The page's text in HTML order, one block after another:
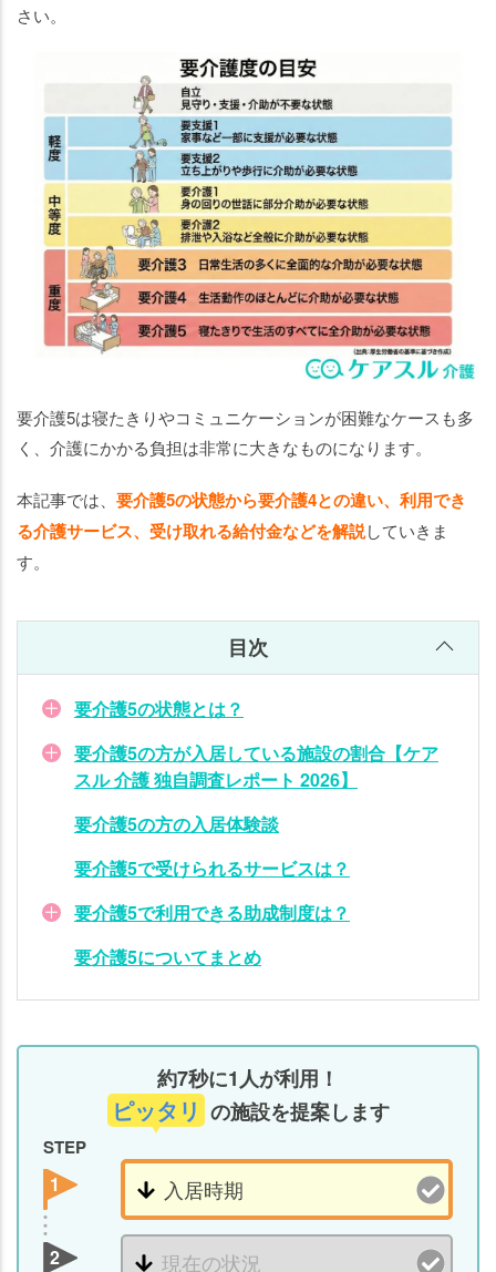
さい。
要介護5は寝たきりやコミュニケーションが困難なケースも多
く、介護にかかる負担は非常に大きなものになります。
本記事では、 要介護5の状態から要介護4との違い、利用でき
る介護サービス、受け取れる給付金などを解説していきま
す。
目次
要介護5の状態とは？
要介護5の方が入居している施設の割合【ケア
スル 介護 独自調査レポート 2026】
要介護5の方の入居体験談
要介護5で受けられるサービスは？
要介護5で利用できる助成制度は？
要介護5についてまとめ
約7秒に1人が利用！
ピッタリ の施設を提案します
STEP
1
2
は？
要介
護5
で利
用で
きる
助成
制度
要
介
護
5
に
つ
ま
め